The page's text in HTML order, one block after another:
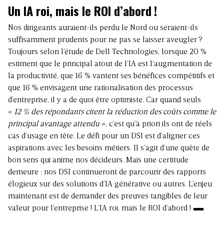
Un IA roi, mais le ROI d’abord!
Nos dirigeants auraient-ils perdu le Nord ou seraient-ils
suffisamment prudents pour ne pas se laisser aveugler?
Toujours selon l’étude de Dell Technologies, lorsque 20 %
estiment que le principal atout de l’IA est l’augmentation de
la productivité, que 16 % vantent ses bénéfices compétitifs et
que 16 % envisagent une rationalisation des processus
d’entreprise, il y a de quoi être optimiste. Car quand seuls
« 12 % des répondants citent la réduction des coûts comme le
principal avantage attendu », c’est qu’à priori ils ont de réels
cas d’usage en tête. Le défi pour un DSI est d’aligner ces
aspirations avec les besoins métiers. Il s’agit d’une quête de
bon sens qui anime nos décideurs. Mais une certitude
demeure : nos DSI continueront de parcourir des rapports
élogieux sur des solutions d’IA générative ou autres. L’enjeu
maintenant est de demander des preuves tangibles de leur
valeur pour l’entreprise ! L’IA roi, mais le ROI d’abord !